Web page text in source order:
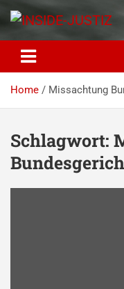
INSIDE-
Investigativer
Home Missachtung
Schlagwort: